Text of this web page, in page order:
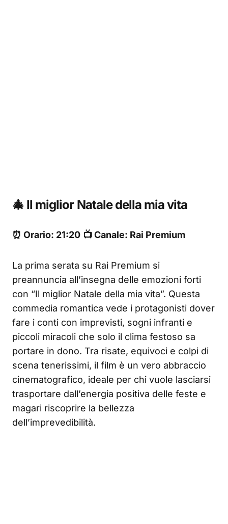
🎄 Il miglior Natale della mia vita
⏰ Orario: 21:20 📺 Canale: Rai Premium
La prima serata su Rai Premium si
preannuncia all’insegna delle emozioni forti
con “Il miglior Natale della mia vita”. Questa
commedia romantica vede i protagonisti dover
fare i conti con imprevisti, sogni infranti e
piccoli miracoli che solo il clima festoso sa
portare in dono. Tra risate, equivoci e colpi di
scena tenerissimi, il film è un vero abbraccio
cinematografico, ideale per chi vuole lasciarsi
trasportare dall’energia positiva delle feste e
magari riscoprire la bellezza
dell’imprevedibilità.